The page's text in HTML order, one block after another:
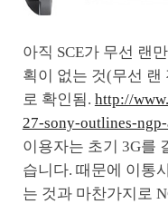
아직 SCE가 무선 랜
획이 없는 것(무선 랜
로 확인됨. http://
27-sony-outlines-
이용자는 초기 3G를
습니다. 때문에 이통
는 것과 마찬가지로